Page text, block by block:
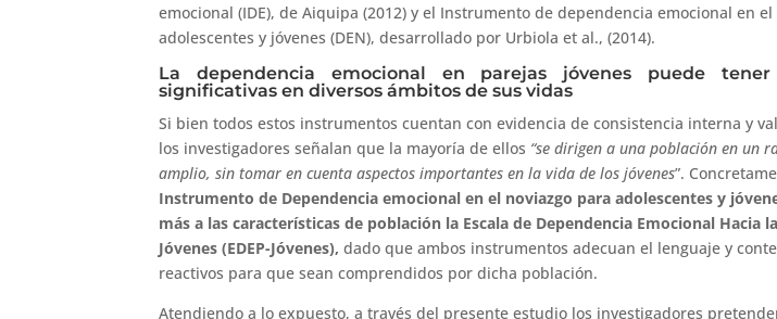
emocional (IDE), de Aiquipa (2012) y el Instrumento de dependencia emocional en
adolescentes y jóvenes (DEN), desarrollado por Urbiola et al., (2014).
La dependencia emocional en parejas jóvenes puede tener
significativas en diversos ámbitos de sus vidas
Si bien todos estos instrumentos cuentan con evidencia de consistencia interna y
los investigadores señalan que la mayoría de ellos “se dirigen a una población en un
amplio, sin tomar en cuenta aspectos importantes en la vida de los jóvenes”.
Instrumento de Dependencia emocional en el noviazgo para adolescentes y
más a las características de población la Escala de Dependencia Emocional Hacia
Jóvenes (EDEP-Jóvenes),dado que ambos instrumentos adecuan el lenguaje y
reactivos para que sean comprendidos por dicha población.
Atendiendo a lo expuesto, a través del presente estudio los investigadores